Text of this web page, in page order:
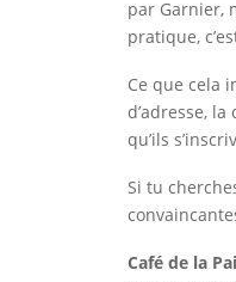
par Garnier,
pratique,
Ce que cela
d’adresse,
qu’ils
Si tu
Café de la